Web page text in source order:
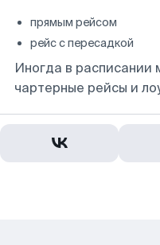
прямым рейсом
рейс с пересадкой
Иногда в расписании
чартерные рейсы и